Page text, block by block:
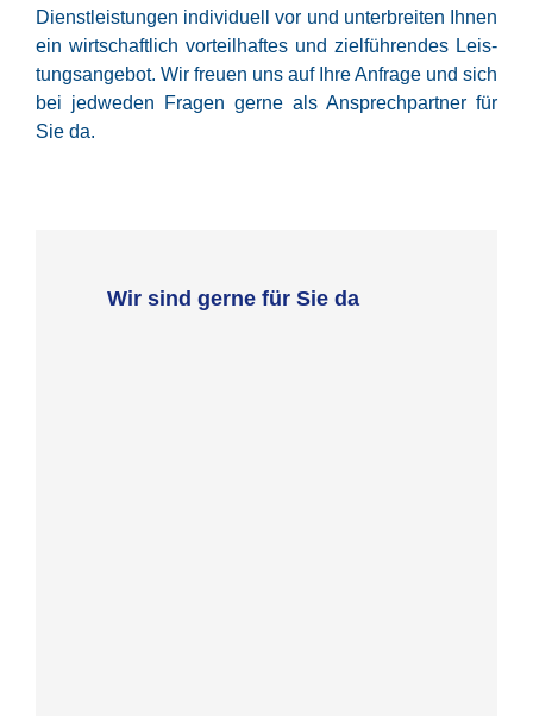
Dienst­leis­tun­gen indi­vi­du­ell vor und unter­brei­ten Ihnen
ein wirt­schaft­lich vor­teil­haf­tes und ziel­füh­ren­des Leis­
tungs­an­ge­bot. Wir freu­en uns auf Ihre Anfra­ge und sich
bei jed­we­den Fra­gen ger­ne als Ansprech­part­ner für
Sie da.
Wir sind gerne für Sie da